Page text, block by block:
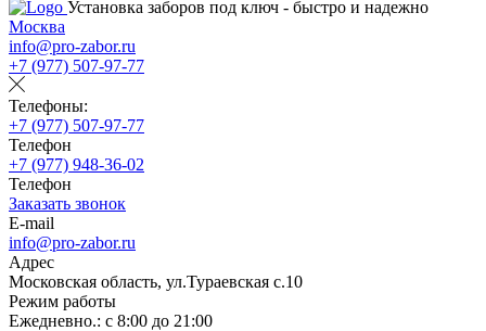
Установка заборов под ключ - быстро и надежно
Москва
info@pro-zabor.ru
+7 (977) 507-97-77
Телефоны:
+7 (977) 507-97-77
Телефон
+7 (977) 948-36-02
Телефон
Заказать звонок
E-mail
info@pro-zabor.ru
Адрес
Московская область, ул.Тураевская с.10
Режим работы
Ежедневно.: с 8:00 до 21:00